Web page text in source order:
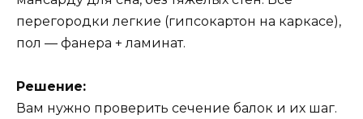
перегородки легкие (гипсокартон на каркасе),
пол — фанера + ламинат.
Решение:
Вам нужно проверить сечение балок и их шаг.